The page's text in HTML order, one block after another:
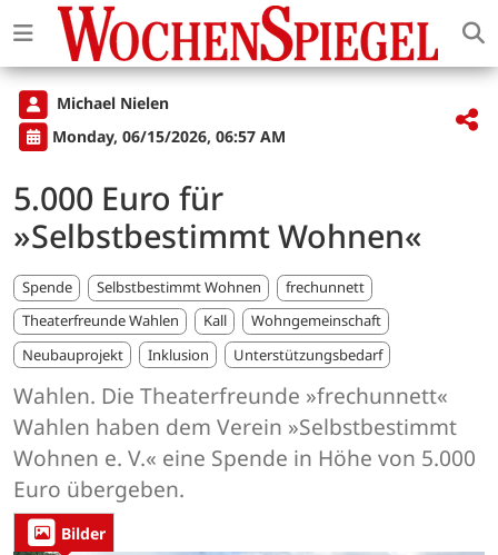
Michael Nielen
Monday, 06/15/2026, 06:57 AM
5.000 Euro für
»Selbstbestimmt Wohnen«
Spende Selbstbestimmt Wohnen
frechunnett
Theaterfreunde Wahlen
Kall
Wohngemeinschaft
Neubauprojekt
Inklusion Unterstützungsbedarf
Wahlen. Die Theaterfreunde »frechunnett«
Wahlen haben dem Verein »Selbstbestimmt
Wohnen e. V.« eine Spende in Höhe von 5.000
Euro übergeben.
Bilder